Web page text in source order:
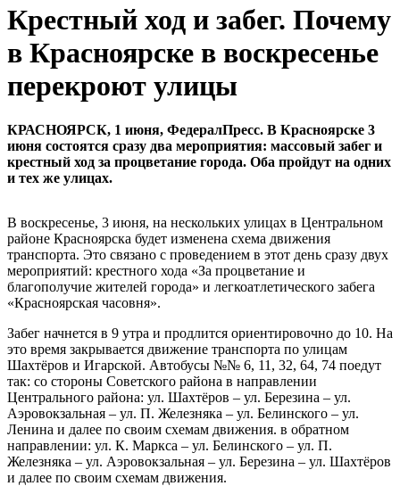
Крестный ход и забег. Почему
в Красноярске в воскресенье
перекроют улицы
КРАСНОЯРСК, 1 июня, ФедералПресс. В Красноярске 3
июня состоятся сразу два мероприятия: массовый забег и
крестный ход за процветание города. Оба пройдут на одних
и тех же улицах.
В воскресенье, 3 июня, на нескольких улицах в Центральном
районе Красноярска будет изменена схема движения
транспорта. Это связано с проведением в этот день сразу двух
мероприятий: крестного хода «За процветание и
благополучие жителей города» и легкоатлетического забега
«Красноярская часовня».
Забег начнется в 9 утра и продлится ориентировочно до 10. На
это время закрывается движение транспорта по улицам
Шахтёров и Игарской. Автобусы №№ 6, 11, 32, 64, 74 поедут
так: со стороны Советского района в направлении
Центрального района: ул. Шахтёров – ул. Березина – ул.
Аэровокзальная – ул. П. Железняка – ул. Белинского – ул.
Ленина и далее по своим схемам движения. в обратном
направлении: ул. К. Маркса – ул. Белинского – ул. П.
Железняка – ул. Аэровокзальная – ул. Березина – ул. Шахтёров
и далее по своим схемам движения.